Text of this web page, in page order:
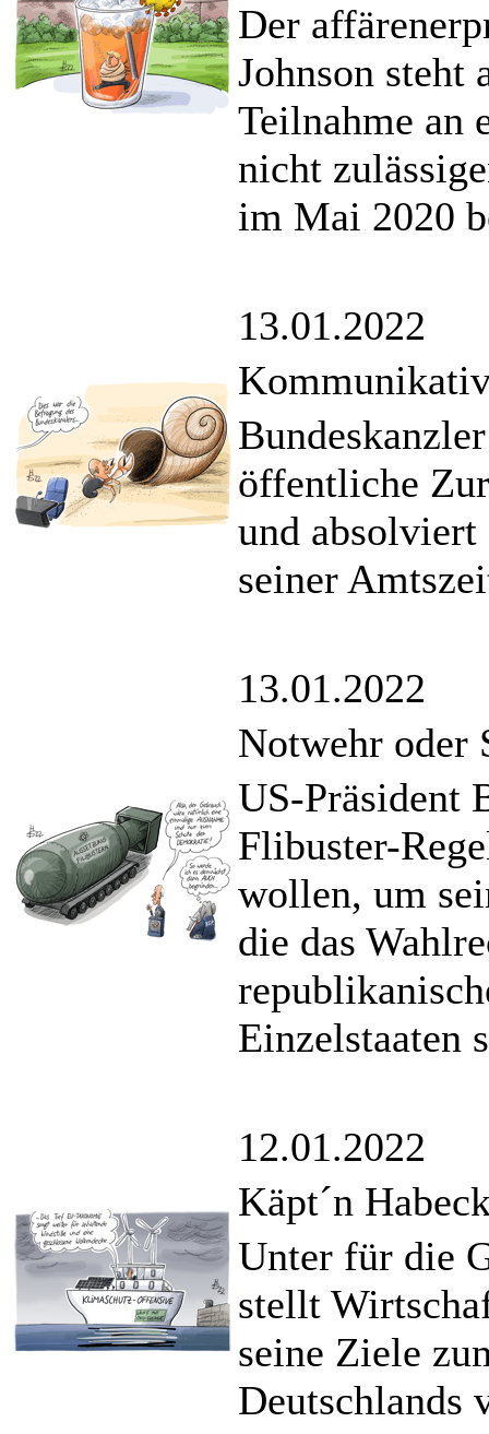
Der
Johnson steht
Teilnahme an
nicht
im Mai 2020
13.01.2022
öffentliche
und absolviert
seiner
13.01.2022
Notwehr oder
US-Präsident
Flibuster-
wollen, um
die das
Einzelstaaten
12.01.2022
Käpt´n
Unter für die
stellt
seine Ziele
Deutschlands